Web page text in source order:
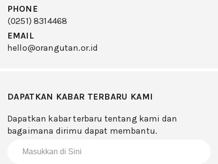
PHONE
(0251) 8314468
EMAIL
hello@orangutan.or.id
DAPATKAN KABAR TERBARU KAMI
Dapatkan kabar terbaru tentang kami dan
bagaimana dirimu dapat membantu.